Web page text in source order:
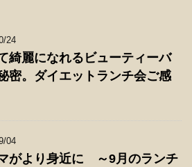
24
綺麗になれるビューティーバ
密。ダイエットランチ会ご感
04
がより身近に ～9月のランチ